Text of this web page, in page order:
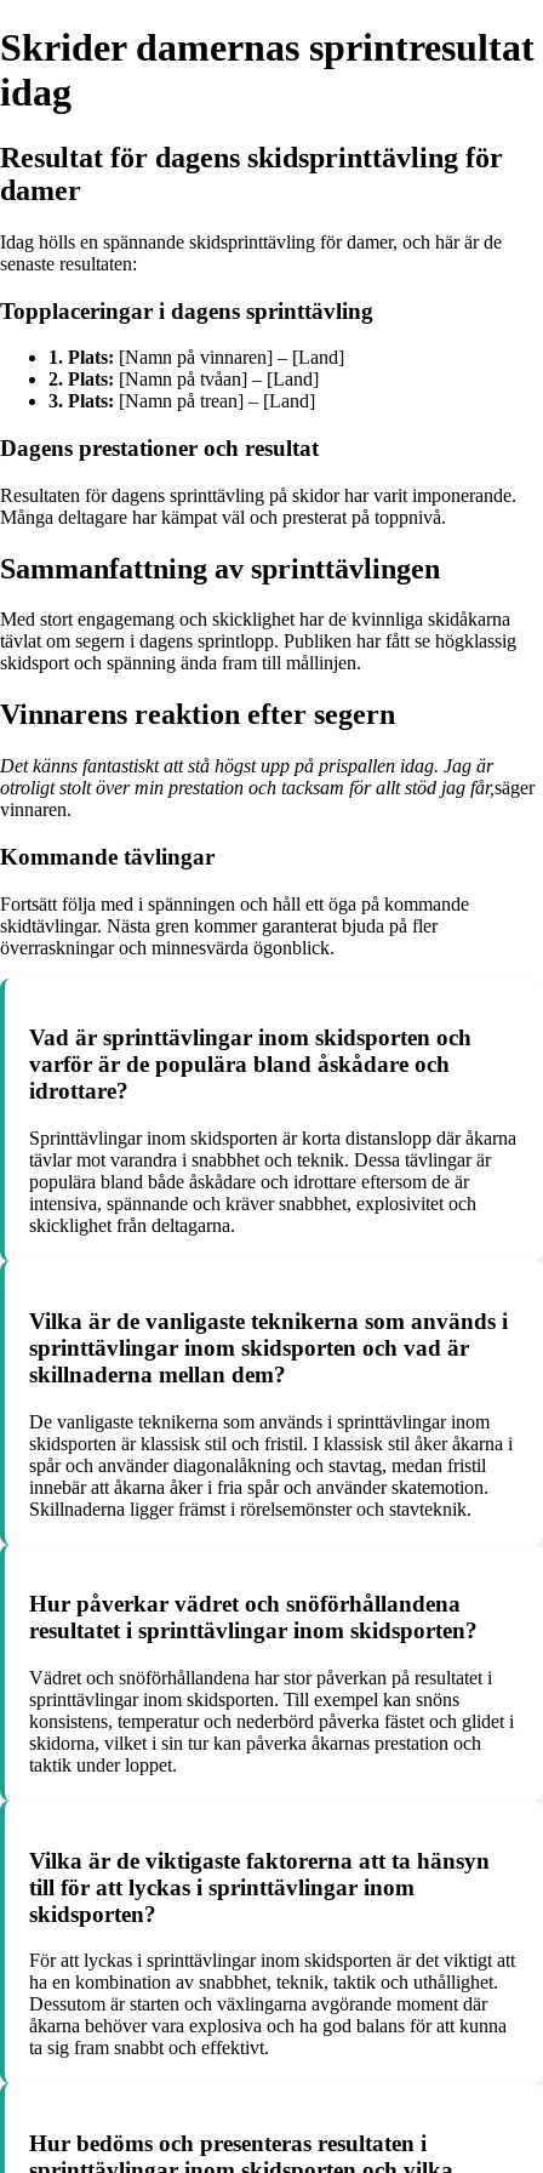
Skrider damernas sprintresultat
idag
Resultat för dagens skidsprinttävling för
damer
Idag hölls en spännande skidsprinttävling för damer, och här är de
senaste resultaten:
Topplaceringar i dagens sprinttävling
1. Plats: [Namn på vinnaren] – [Land]
2. Plats: [Namn på tvåan] – [Land]
3. Plats: [Namn på trean] – [Land]
Dagens prestationer och resultat
Resultaten för dagens sprinttävling på skidor har varit imponerande.
Många deltagare har kämpat väl och presterat på toppnivå.
Sammanfattning av sprinttävlingen
Med stort engagemang och skicklighet har de kvinnliga skidåkarna
tävlat om segern i dagens sprintlopp. Publiken har fått se högklassig
skidsport och spänning ända fram till mållinjen.
Vinnarens reaktion efter segern
Det känns fantastiskt att stå högst upp på prispallen idag. Jag är
otroligt stolt över min prestation och tacksam för allt stöd jag får,säger
vinnaren.
Kommande tävlingar
Fortsätt följa med i spänningen och håll ett öga på kommande
skidtävlingar. Nästa gren kommer garanterat bjuda på fler
överraskningar och minnesvärda ögonblick.
Vad är sprinttävlingar inom skidsporten och
varför är de populära bland åskådare och
idrottare?
Sprinttävlingar inom skidsporten är korta distanslopp där åkarna
tävlar mot varandra i snabbhet och teknik. Dessa tävlingar är
populära bland både åskådare och idrottare eftersom de är
intensiva, spännande och kräver snabbhet, explosivitet och
skicklighet från deltagarna.
Vilka är de vanligaste teknikerna som används i
sprinttävlingar inom skidsporten och vad är
skillnaderna mellan dem?
De vanligaste teknikerna som används i sprinttävlingar inom
skidsporten är klassisk stil och fristil. I klassisk stil åker åkarna i
spår och använder diagonalåkning och stavtag, medan fristil
innebär att åkarna åker i fria spår och använder skatemotion.
Skillnaderna ligger främst i rörelsemönster och stavteknik.
Hur påverkar vädret och snöförhållandena
resultatet i sprinttävlingar inom skidsporten?
Vädret och snöförhållandena har stor påverkan på resultatet i
sprinttävlingar inom skidsporten. Till exempel kan snöns
konsistens, temperatur och nederbörd påverka fästet och glidet i
skidorna, vilket i sin tur kan påverka åkarnas prestation och
taktik under loppet.
Vilka är de viktigaste faktorerna att ta hänsyn
till för att lyckas i sprinttävlingar inom
skidsporten?
För att lyckas i sprinttävlingar inom skidsporten är det viktigt att
ha en kombination av snabbhet, teknik, taktik och uthållighet.
Dessutom är starten och växlingarna avgörande moment där
åkarna behöver vara explosiva och ha god balans för att kunna
ta sig fram snabbt och effektivt.
Hur bedöms och presenteras resultaten i